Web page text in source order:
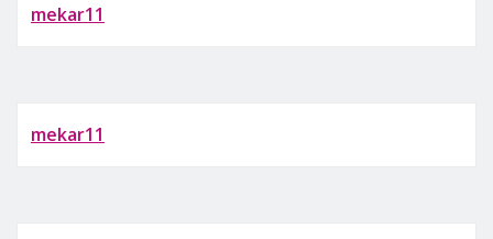
mekar11
mekar11